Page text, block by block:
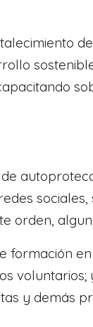
sociales,
orden,
formación
y demás